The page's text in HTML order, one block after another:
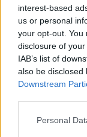
interest-based
us or personal
your opt-out. You
disclosure of
IAB’s list of
also be disclosed
Downstream
Personal
municípios,